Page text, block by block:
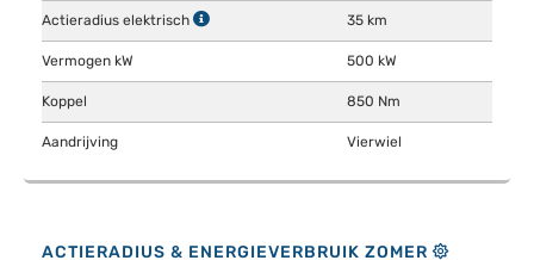
Actieradius elektrisch 35 km
Vermogen kW 500 kW
Koppel 850 Nm
Aandrijving Vierwiel
ACTIERADIUS & ENERGIEVERBRUIK ZOMER